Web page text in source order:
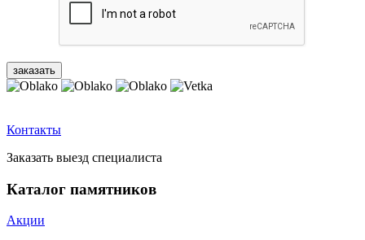
Контакты
Заказать выезд специалиста
Каталог памятников
Акции